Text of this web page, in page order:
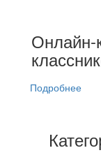
Онлайн-
Подробнее